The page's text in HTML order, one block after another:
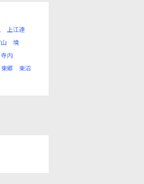
上江連
境
寺内
東郷
東沼